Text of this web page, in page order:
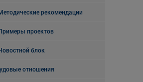
рекомендации
проектов
блок
отношения